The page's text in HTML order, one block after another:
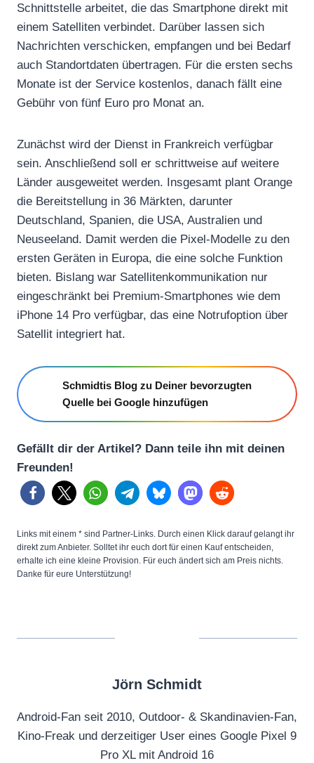
Schnittstelle arbeitet, die das Smartphone direkt mit
einem Satelliten verbindet. Darüber lassen sich
Nachrichten verschicken, empfangen und bei Bedarf
auch Standortdaten übertragen. Für die ersten sechs
Monate ist der Service kostenlos, danach fällt eine
Gebühr von fünf Euro pro Monat an.
Zunächst wird der Dienst in Frankreich verfügbar
sein. Anschließend soll er schrittweise auf weitere
Länder ausgeweitet werden. Insgesamt plant Orange
die Bereitstellung in 36 Märkten, darunter
Deutschland, Spanien, die USA, Australien und
Neuseeland. Damit werden die Pixel-Modelle zu den
ersten Geräten in Europa, die eine solche Funktion
bieten. Bislang war Satellitenkommunikation nur
eingeschränkt bei Premium-Smartphones wie dem
iPhone 14 Pro verfügbar, das eine Notrufoption über
Satellit integriert hat.
Schmidtis Blog zu Deiner bevorzugten
Quelle bei Google hinzufügen
Gefällt dir der Artikel? Dann teile ihn mit deinen
Freunden!
Links mit einem * sind Partner-Links. Durch einen Klick darauf gelangt ihr
direkt zum Anbieter. Solltet ihr euch dort für einen Kauf entscheiden,
erhalte ich eine kleine Provision. Für euch ändert sich am Preis nichts.
Danke für eure Unterstützung!
Jörn Schmidt
Android-Fan seit 2010, Outdoor- & Skandinavien-Fan,
Kino-Freak und derzeitiger User eines Google Pixel 9
Pro XL mit Android 16